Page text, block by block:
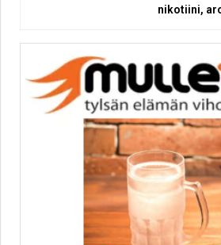
nikotiini,